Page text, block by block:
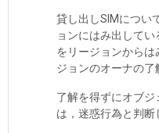
貸し出しSIMについ
ョンにはみ出して
をリージョンから
ジョンのオーナの了
了解を得ずにオブ
は，迷惑行為と判断